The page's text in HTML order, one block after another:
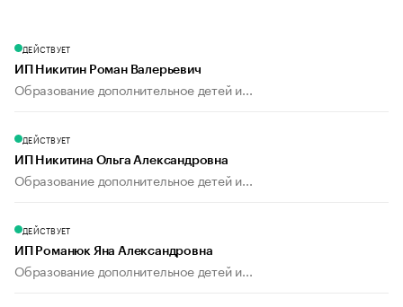
ДЕЙСТВУЕТ
ИП Никитин Роман Валерьевич
Образование дополнительное детей и...
ДЕЙСТВУЕТ
ИП Никитина Ольга Александровна
Образование дополнительное детей и...
ДЕЙСТВУЕТ
ИП Романюк Яна Александровна
Образование дополнительное детей и...